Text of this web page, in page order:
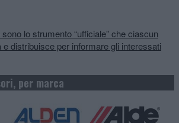
lo strumento “ufficiale” che ciascun
distribuisce per informare gli interessati
per marca